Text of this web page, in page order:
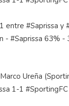
entre #Saprissa y
- #Saprissa 63% -
Ureña
1-1 #SportingFC